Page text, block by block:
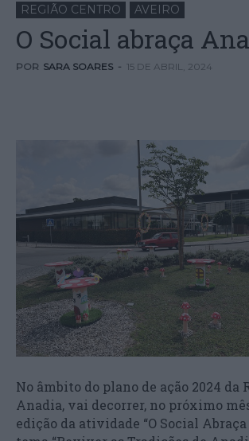
REGIÃO CENTRO AVEIRO
O Social abraça
POR SARA SOARES - 15 DE ABRIL, 2024
No âmbito do plano de ação 2024 da
Anadia, vai decorrer, no próximo
edição da atividade “O Social Abraça